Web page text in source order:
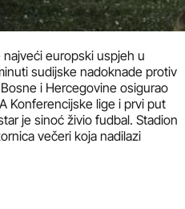
europski uspjeh u
sudijske nadoknade protiv
i Hercegovine osigurao
Konferencijske lige i prvi put
je sinoć živio fudbal. Stadion
večeri koja nadilazi